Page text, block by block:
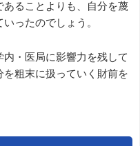
ることよりも、自分を蔑
ったのでしょう。
・医局に影響力を残して
粗末に扱っていく財前を